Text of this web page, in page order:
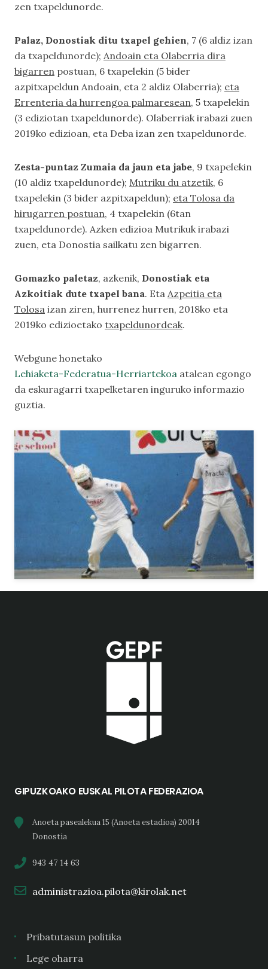
zen txapeldunorde.
Palaz, Donostiak ditu txapel gehien, 7 (6 aldiz izan
da txapeldunorde); Andoain eta Olaberria dira
bigarren postuan, 6 txapelekin (5 bider
azpitxapeldun Andoain, eta 2 aldiz Olaberria); eta
Errenteria da hurrengoa palmaresean, 5 txapelekin
(3 ediziotan txapeldunorde). Olaberriak irabazi zuen
2019ko edizioan, eta Deba izan zen txapeldunorde.
Zesta-puntaz Zumaia da jaun eta jabe, 9 txapelekin
(10 aldiz txapeldunorde); Mutriku du atzetik, 6
txapelekin (3 bider azpitxapeldun); eta Tolosa da
hirugarren postuan, 4 txapelekin (6tan
txapeldunorde). Azken edizioa Mutrikuk irabazi
zuen, eta Donostia sailkatu zen bigarren.
Gomazko paletaz, azkenik, Donostiak eta
Azkoitiak dute txapel bana. Eta Azpeitia eta
Tolosa izan ziren, hurrenez hurren, 2018ko eta
2019ko edizioetako txapeldunordeak.
Webgune honetako
Lehiaketa-Federatua-Herriartekoa atalean egongo
da eskuragarri txapelketaren inguruko informazio
guztia.
GIPUZKOAKO EUSKAL PILOTA FEDERAZIOA
Anoeta pasealekua 15 (Anoeta estadioa) 20014
Donostia
943 47 14 63
administrazioa.pilota@kirolak.net
Pribatutasun politika
Lege oharra